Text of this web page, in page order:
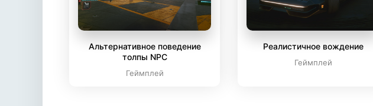
Альтернативное поведение
толпы NPC
Геймплей
Реалистичное вождение
Геймплей